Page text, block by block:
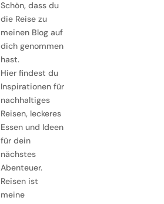
Schön, dass du
die Reise zu
meinen Blog auf
dich genommen
hast.
Hier findest du
Inspirationen für
nachhaltiges
Reisen, leckeres
Essen und Ideen
für dein
nächstes
Abenteuer.
Reisen ist
meine